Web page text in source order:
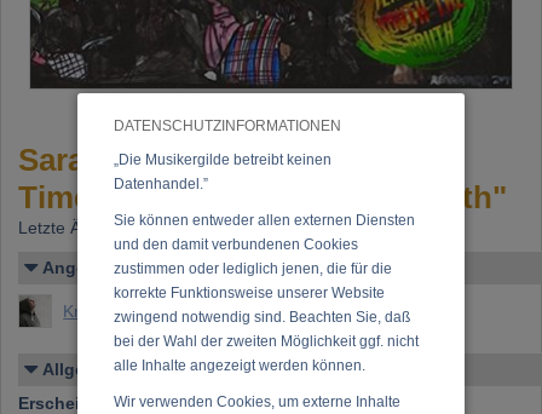
DATENSCHUTZINFORMATIONEN
„Die Musikergilde betreibt keinen
Datenhandel.”
Sie können entweder allen externen Diensten
und den damit verbundenen Cookies
zustimmen oder lediglich jenen, die für die
korrekte Funktionsweise unserer Website
zwingend notwendig sind. Beachten Sie, daß
bei der Wahl der zweiten Möglichkeit ggf. nicht
alle Inhalte angezeigt werden können.
Wir verwenden Cookies, um externe Inhalte
Sarah Indio - "Auntie Reggae
Time: Teach the Youth the Truth"
Letzte Änderung: 21.12.2022
Angelegt von
Knoll, Johannes Maria
Allgemeines
Erscheinen bei:Olumeye Records